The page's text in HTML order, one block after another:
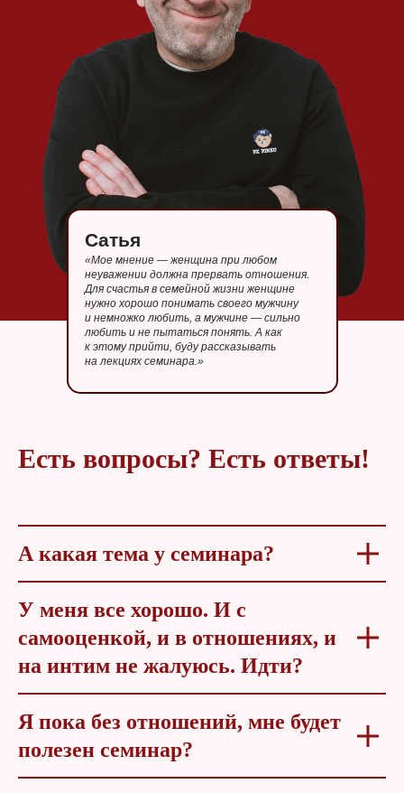
«Мое мнение — женщина при любом
неуважении должна прервать отношения.
Для счастья в семейной жизни женщине
нужно хорошо понимать своего мужчину
и немножко любить, а мужчине — сильно
любить и не пытаться понять. А как
к этому прийти, буду рассказывать
на лекциях семинара.»
Сатья
Есть вопросы? Есть ответы!
А какая тема у семинара?
У меня все хорошо. И с
самооценкой, и в отношениях, и
на интим не жалуюсь. Идти?
Я пока без отношений, мне будет
полезен семинар?